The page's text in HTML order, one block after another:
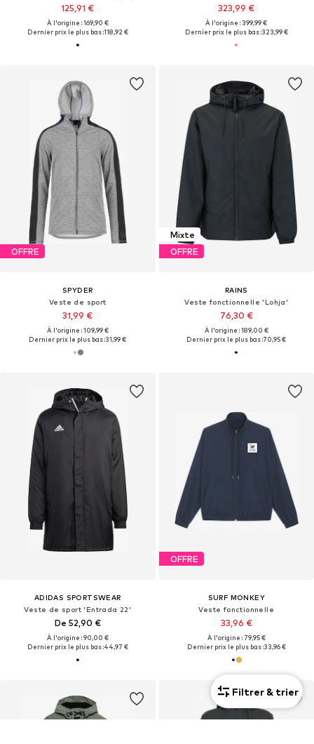
125,91 €
À l'origine : 169,90 €
Dernier prix le plus bas :118,92 €
323,99 €
À l'origine : 399,99 €
Dernier prix le plus bas :323,99 €
OFFRE
SPYDER
Veste de sport
31,99 €
À l'origine : 109,99 €
Dernier prix le plus bas :31,99 €
Mixte
OFFRE
RAINS
Veste fonctionnelle 'Lohja'
76,30 €
À l'origine : 189,00 €
Dernier prix le plus bas :70,95 €
ADIDAS SPORTSWEAR
Veste de sport 'Entrada 22'
De 52,90 €
À l'origine : 90,00 €
Dernier prix le plus bas :44,97 €
OFFRE
SURF MONKEY
Veste fonctionnelle
33,96 €
À l'origine : 79,95 €
Dernier prix le plus bas :33,96 €
Filtrer & trier